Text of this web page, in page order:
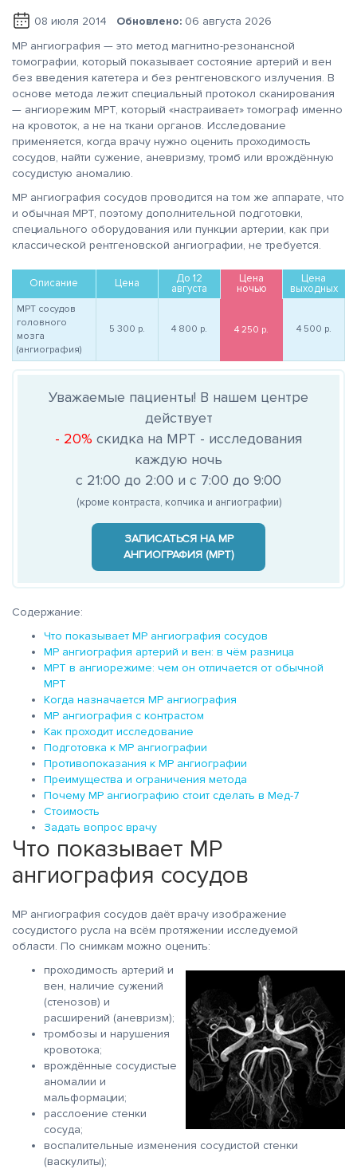
08 июля 2014 Обновлено: 06 августа 2026
МР ангиография — это метод магнитно-резонансной
томографии, который показывает состояние артерий и вен
без введения катетера и без рентгеновского излучения. В
основе метода лежит специальный протокол сканирования
— ангиорежим МРТ, который «настраивает» томограф именно
на кровоток, а не на ткани органов. Исследование
применяется, когда врачу нужно оценить проходимость
сосудов, найти сужение, аневризму, тромб или врождённую
сосудистую аномалию.
МР ангиография сосудов проводится на том же аппарате, что
и обычная МРТ, поэтому дополнительной подготовки,
специального оборудования или пункции артерии, как при
классической рентгеновской ангиографии, не требуется.
Описание Цена
До 12
августа
Цена
ночью
Цена
выходных
МРТ сосудов
головного
мозга
(ангиография)
5 300 р. 4 800 р. 4 250 р. 4 500 р.
Уважаемые пациенты! В нашем центре
действует
- 20% скидка на МРТ - исследования
каждую ночь
с 21:00 до 2:00 и с 7:00 до 9:00
(кроме контраста, копчика и ангиографии)
ЗАПИСАТЬСЯ НА МР
АНГИОГРАФИЯ (МРТ)
Содержание:
Что показывает МР ангиография сосудов
МР ангиография артерий и вен: в чём разница
МРТ в ангиорежиме: чем он отличается от обычной
МРТ
Когда назначается МР ангиография
МР ангиография с контрастом
Как проходит исследование
Подготовка к МР ангиографии
Противопоказания к МР ангиографии
Преимущества и ограничения метода
Почему МР ангиографию стоит сделать в Мед-7
Стоимость
Задать вопрос врачу
Что показывает МР
ангиография сосудов
МР ангиография сосудов даёт врачу изображение
сосудистого русла на всём протяжении исследуемой
области. По снимкам можно оценить:
проходимость артерий и
вен, наличие сужений
(стенозов) и
расширений (аневризм);
тромбозы и нарушения
кровотока;
врождённые сосудистые
аномалии и
мальформации;
расслоение стенки
сосуда;
воспалительные изменения сосудистой стенки
(васкулиты);